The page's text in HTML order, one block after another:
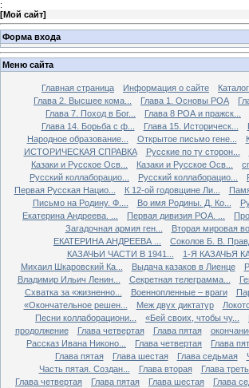
:
[Мой сайт]
Форма входа
Меню сайта
Главная страница Информация о сайте
Глава 2. Высшее кома...
Глава 1. Основы РОА
Глава 7. Поход в Бог...
Глава 8 РОА и пражск...
Глава 14. Борьба с ф...
Глава 15. Историческ...
Народное образование...
Открытое письмо гене...
ИСТОРИЧЕСКАЯ СПРАВКА
Русские по ту сторон...
Казаки и Русское Осв...
Казаки и Русское Осв...
Русский коллаборацио...
Русский коллаборацио...
Первая Русская Нацио...
К 12-ой годовщине Ли...
Письмо на Родину. Ф....
Во имя Родины. Д. Ко...
Екатерина Андреева. ...
Первая дивизия РОА. ...
Загадочная армия ген...
Вторая мировая
ЕКАТЕРИНА АНДРЕЕВА ...
Соколов Б. В.
КАЗАЧЬИ ЧАСТИ В 1941...
1-Я КАЗАЧЬЯ
Михаил Шкаровский Ка...
Выдача казаков в Лиенце
Владимир Ильич Ленин...
Секретная телеграмма...
Схватка за «жизненно...
Военнопленные – враги
«Окончательное решен...
Меж двух диктатур
Песни коллаборациони...
«Бей своих, чтобы чу...
продолжение
Глава четвертая Глава пятая
Рассказ Ивана Никоно...
Глава четвертая Глава
Глава пятая
Глава шестая Глава седьмая
Часть пятая. Создан...
Глава вторая Глава
Глава четвертая
Глава пятая Глава шестая Глава